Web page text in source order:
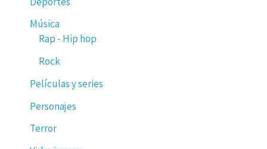
Música
Rap - Hip hop
Rock
Películas y series
Personajes
Terror